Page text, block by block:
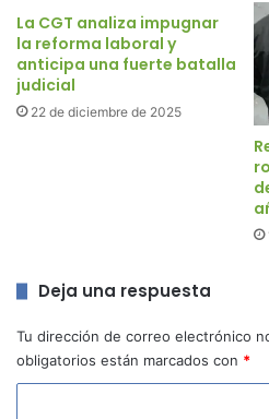
La CGT analiza impugnar
la reforma laboral y
anticipa una fuerte batalla
judicial
22 de diciembre de 2025
Deja una respuesta
Tu dirección de correo electrónico
obligatorios están marcados con *